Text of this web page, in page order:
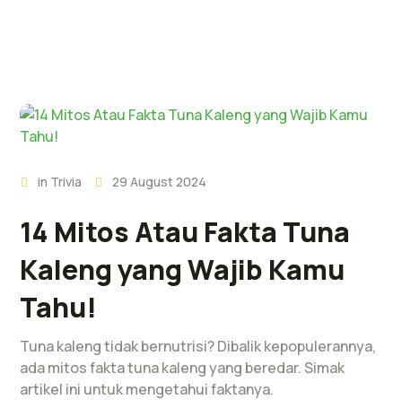
in Trivia 29 August 2024
14 Mitos Atau Fakta Tuna
Kaleng yang Wajib Kamu
Tahu!
Tuna kaleng tidak bernutrisi? Dibalik kepopulerannya,
ada mitos fakta tuna kaleng yang beredar. Simak
artikel ini untuk mengetahui faktanya.